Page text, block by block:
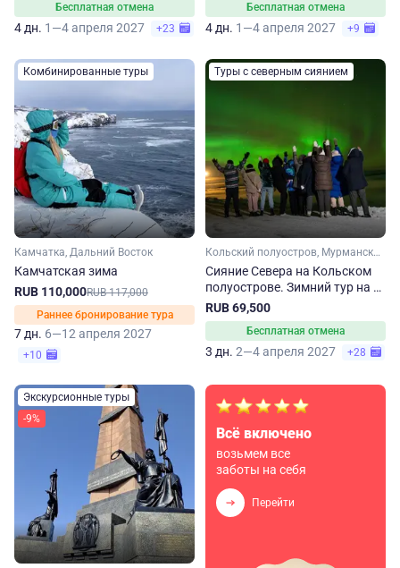
Бесплатная отмена
4 дн. 1—4 апреля 2027 +23
Бесплатная отмена
4 дн. 1—4 апреля 2027 +9
Комбинированные туры
Камчатка, Дальний Восток
Камчатская зима
RUB 110,000RUB 117,000
Раннее бронирование тура
7 дн. 6—12 апреля 2027
+10
Туры с северным сиянием
Кольский полуостров, Мурманская область, Арктика
Сияние Севера на Кольском
полуострове. Зимний тур на 3
дня
RUB 69,500
Бесплатная отмена
3 дн. 2—4 апреля 2027 +28
Экскурсионные туры
-9%
Всё включено
возьмем все
заботы на себя
Перейти